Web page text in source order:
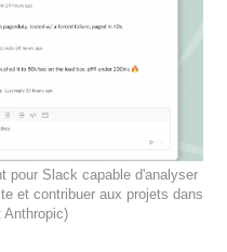
pour Slack capable d'analyser
et contribuer aux projets dans
Anthropic)